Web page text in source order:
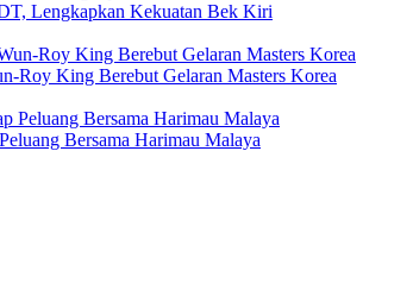
Lengkapkan Kekuatan Bek Kiri
Roy King Berebut Gelaran Masters Korea
Bersama Harimau Malaya